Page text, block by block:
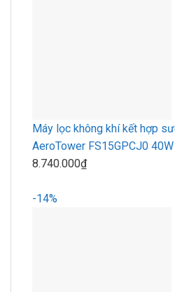
Máy lọc không khí kết hợp
AeroTower FS15GPCJ0 40W
8.740.000₫
-14%